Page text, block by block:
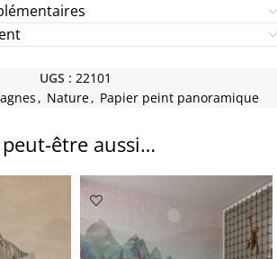
UGS : 22101
, Nature, Papier peint panoramique
être aussi…